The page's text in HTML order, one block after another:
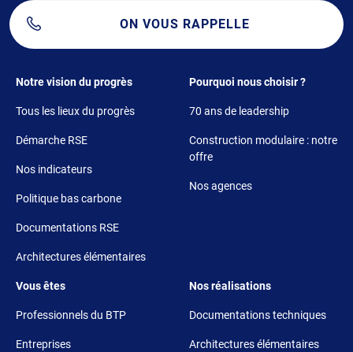
ON VOUS RAPPELLE
Footer 1
Notre vision du progrès
Tous les lieux du progrès
Démarche RSE
Nos indicateurs
Politique bas carbone
Documentations RSE
Architectures élémentaires
Footer 2
Pourquoi nous choisir ?
70 ans de leadership
Construction modulaire : notre
offre
Nos agences
Footer 3
Vous êtes
Professionnels du BTP
Entreprises
Footer 4
Nos réalisations
Documentations techniques
Architectures élémentaires